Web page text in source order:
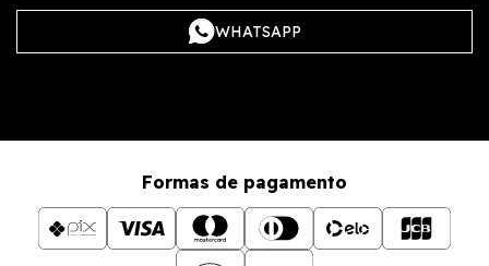
WHATSAPP
Formas de pagamento